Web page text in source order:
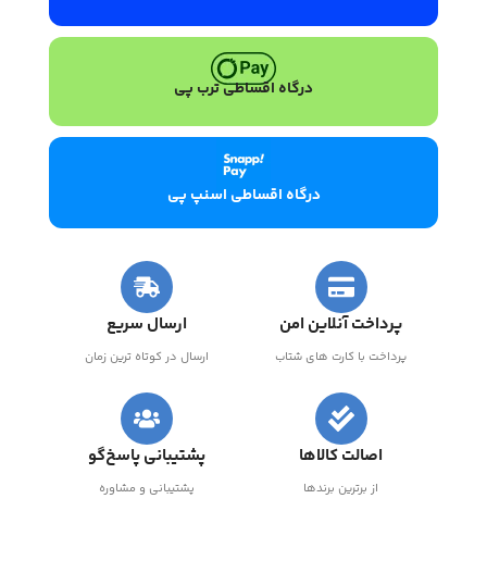
درگاه اقساطی ترب پی
درگاه اقساطی اسنپ پی
پرداخت آنلاین امن
پرداخت با کارت های شتاب
ارسال سریع
ارسال در کوتاه ترین زمان
اصالت کالاها
از برترین برندها
پشتیبانی پاسخ‌گو
پشتیبانی و مشاوره